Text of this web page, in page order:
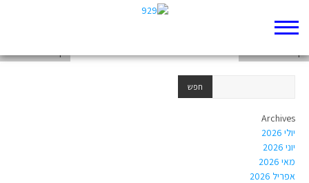
Archives
יולי 2026
יוני 2026
מאי 2026
אפריל 2026